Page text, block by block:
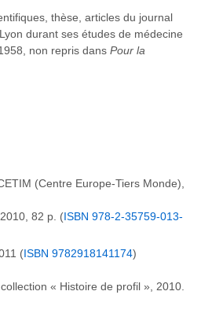
thèse, articles du journal
durant ses études de médecine
non repris dans Pour la
(Centre Europe-Tiers Monde),
82 p. (ISBN 978-2-35759-013-
(ISBN 9782918141174)
« Histoire de profil », 2010.